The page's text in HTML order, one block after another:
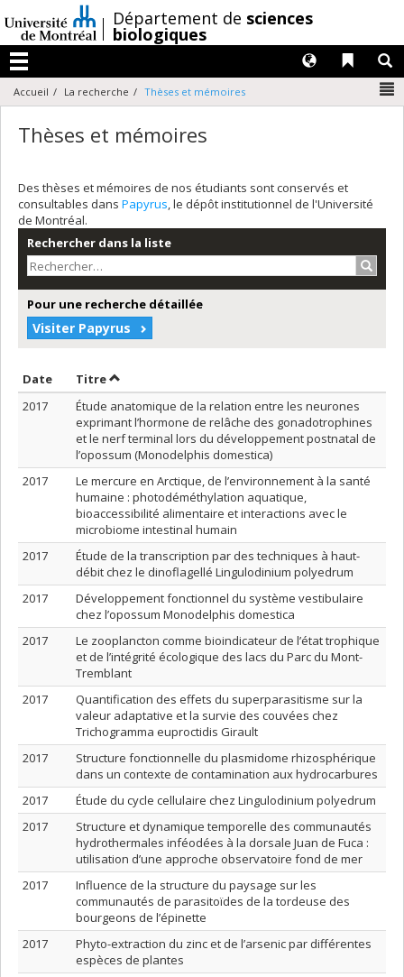
au
contenu
/Département de sciences
biologiques
Menu
Liens
Langues
Accueil La recherche Thèses et mémoires
Thèses et mémoires
Des thèses et mémoires de nos étudiants sont conservés et
consultables dans Papyrus, le dépôt institutionnel de l'Université
de Montréal.
Rechercher dans la liste
Pour une recherche détaillée
Visiter Papyrus
Date Trier par date en ordre croissant
TitreTrier par titre en ordre croissant
2017
Étude anatomique de la relation entre les neurones
exprimant l’hormone de relâche des gonadotrophines
et le nerf terminal lors du développement postnatal de
l’opossum (Monodelphis domestica)
2017
Le mercure en Arctique, de l’environnement à la santé
humaine : photodéméthylation aquatique,
bioaccessibilité alimentaire et interactions avec le
microbiome intestinal humain
2017
Étude de la transcription par des techniques à haut-
débit chez le dinoflagellé Lingulodinium polyedrum
2017
Développement fonctionnel du système vestibulaire
chez l’opossum Monodelphis domestica
2017
Le zooplancton comme bioindicateur de l’état trophique
et de l’intégrité écologique des lacs du Parc du Mont-
Tremblant
2017
Quantification des effets du superparasitisme sur la
valeur adaptative et la survie des couvées chez
Trichogramma euproctidis Girault
2017
Structure fonctionnelle du plasmidome rhizosphérique
dans un contexte de contamination aux hydrocarbures
2017
Étude du cycle cellulaire chez Lingulodinium polyedrum
2017
Structure et dynamique temporelle des communautés
hydrothermales inféodées à la dorsale Juan de Fuca :
utilisation d’une approche observatoire fond de mer
2017
Influence de la structure du paysage sur les
communautés de parasitoïdes de la tordeuse des
bourgeons de l’épinette
2017
Phyto-extraction du zinc et de l’arsenic par différentes
espèces de plantes